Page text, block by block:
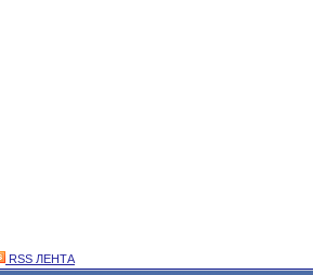
RSS ЛЕНТА